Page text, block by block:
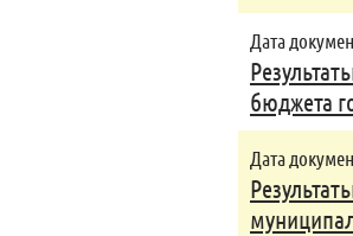
Дата
бюджета
Дата